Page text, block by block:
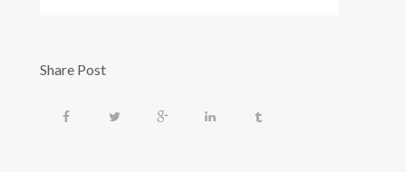
Share Post